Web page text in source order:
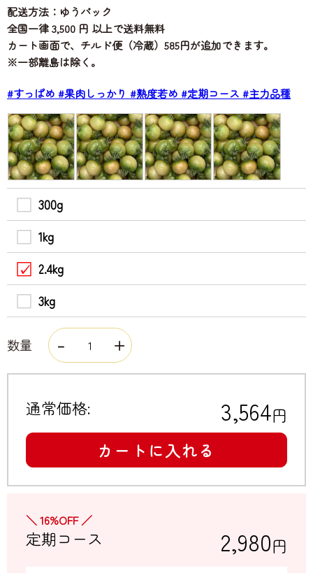
配送方法：ゆうパック
全国一律 3,500 円 以上で送料無料
カート画面で、チルド便（冷蔵）585円が追加できます。
※一部離島は除く。
#すっぱめ #果肉しっかり #熟度若め #定期コース #主力品種
300g
1kg
2.4kg
3kg
数量
通常価格: 3,564円
カートに入れる
＼ 16%OFF ／
定期コース 2,980円